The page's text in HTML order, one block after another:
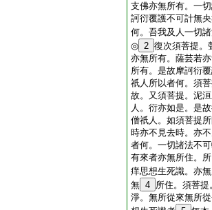
支佛亦無所有。一
訶衍覆護不可計無
何。吾我及人一切
◎ 2 復次須菩提。
亦無所有。薩芸若
所有。是故摩訶衍
祇人所以者何。須
故。又須菩提。泥
人。衍亦如是。是
僧祇人。如須菩提
時亦不見去時。亦
者何。一切諸法不
有來者亦無所住。
痒思想生死識。亦
無 4 所住。須菩
淨。無所從來無所